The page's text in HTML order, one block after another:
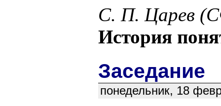
С. П. Царев
История
Заседание
понедельник, 18